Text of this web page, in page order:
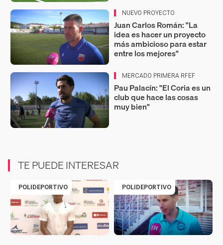
NUEVO PROYECTO
Juan Carlos Román: "La
idea es hacer un proyecto
más ambicioso para estar
entre los mejores"
MERCADO PRIMERA RFEF
Pau Palacín: "El Coria es un
club que hace las cosas
muy bien"
TE PUEDE INTERESAR
POLIDEPORTIVO POLIDEPORTIVO